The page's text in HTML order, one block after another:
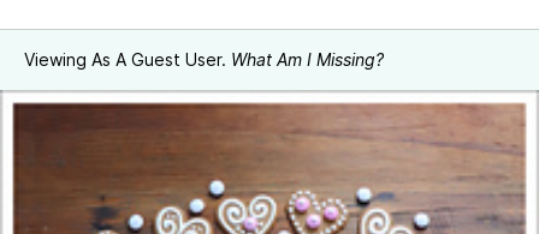
Viewing As A Guest User. What Am I Missing?